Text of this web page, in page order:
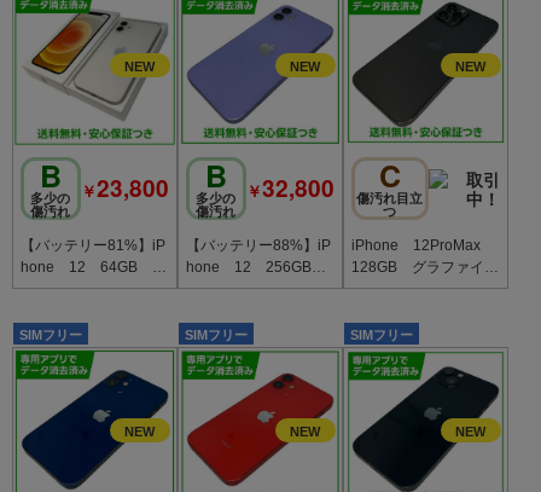
B
多少の
傷汚れ
￥23,800
【バッテリー81%】iP
hone 12 64GB ホ
ワイト SIMフリー
B
多少の
傷汚れ
￥32,800
【バッテリー88%】iP
hone 12 256GB
パープル SIMフリー
C
傷汚れ目立
つ
iPhone 12ProMax
128GB グラファイ
ト SIMフリー au版
SIMフリー SIMフリー SIMフリー